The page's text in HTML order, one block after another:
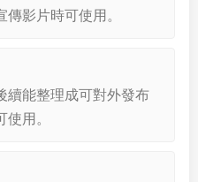
影片時可使用。
續能整理成可對外發布
用。